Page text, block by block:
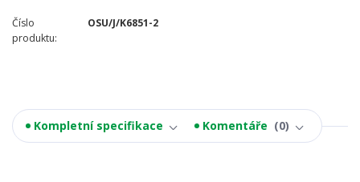
Číslo
produktu:
OSU/J/K6851-2
Kompletní specifikace Komentáře 0